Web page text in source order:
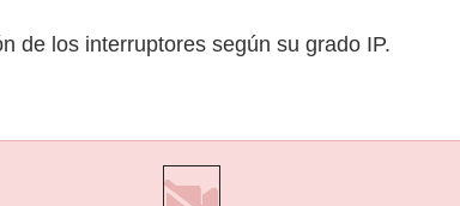
de los interruptores según su grado IP.